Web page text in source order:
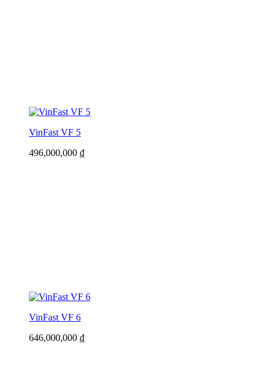
VinFast VF 5
496,000,000 ₫
VinFast VF 6
646,000,000 ₫